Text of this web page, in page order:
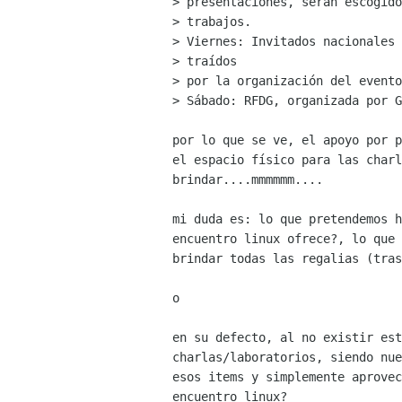
> trabajos.
> Viernes: Invitados
> traídos
> por la organización del
> Sábado: RFDG, organizada por
por lo que se ve, el apoyo
el espacio físico para las
brindar....mmmmmm....
mi duda es: lo que pretendemos
encuentro linux ofrece?, lo
brindar todas las regalias
o
en su defecto, al no existir
charlas/laboratorios, siendo
esos items y simplemente
encuentro linux?